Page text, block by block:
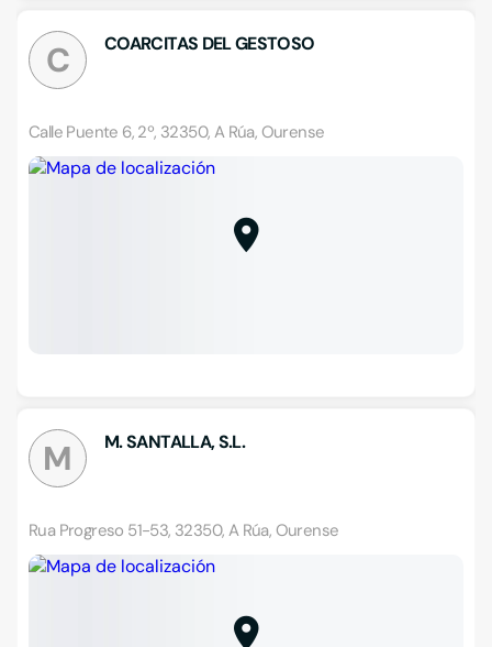
C COARCITAS DEL GESTOSO
Calle Puente 6, 2º, 32350, A Rúa, Ourense
M M. SANTALLA, S.L.
Rua Progreso 51-53, 32350, A Rúa, Ourense